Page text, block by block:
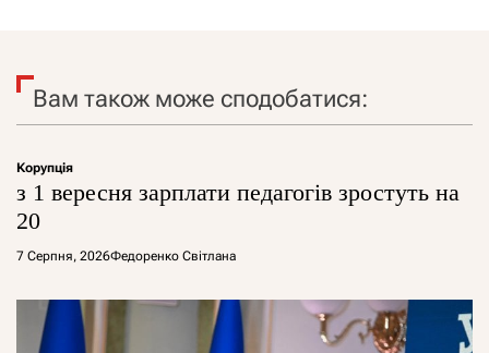
Вам також може сподобатися:
Корупція
з 1 вересня зарплати педагогів зростуть на
20
7 Серпня, 2026Федоренко Світлана